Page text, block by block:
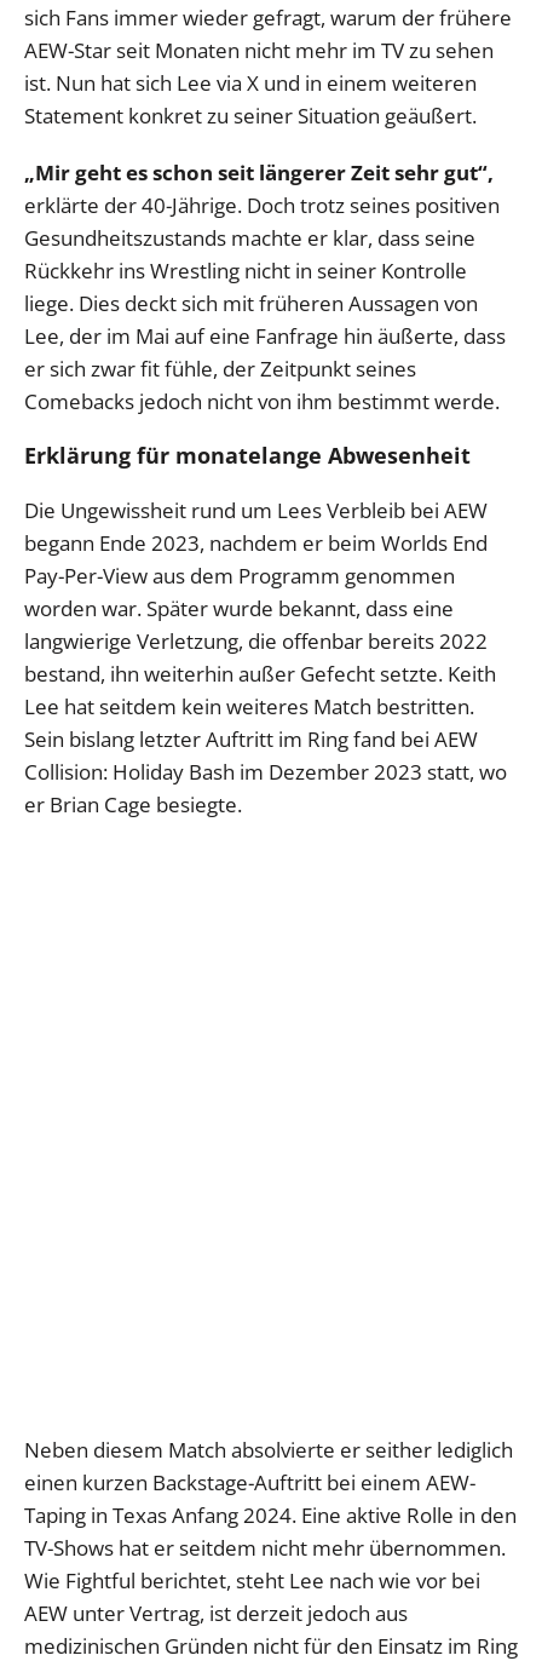
sich Fans immer wieder gefragt, warum der frühere
AEW-Star seit Monaten nicht mehr im TV zu sehen
ist. Nun hat sich Lee via X und in einem weiteren
Statement konkret zu seiner Situation geäußert.
„Mir geht es schon seit längerer Zeit sehr gut“,
erklärte der 40-Jährige. Doch trotz seines positiven
Gesundheitszustands machte er klar, dass seine
Rückkehr ins Wrestling nicht in seiner Kontrolle
liege. Dies deckt sich mit früheren Aussagen von
Lee, der im Mai auf eine Fanfrage hin äußerte, dass
er sich zwar fit fühle, der Zeitpunkt seines
Comebacks jedoch nicht von ihm bestimmt werde.
Erklärung für monatelange Abwesenheit
Die Ungewissheit rund um Lees Verbleib bei AEW
begann Ende 2023, nachdem er beim Worlds End
Pay-Per-View aus dem Programm genommen
worden war. Später wurde bekannt, dass eine
langwierige Verletzung, die offenbar bereits 2022
bestand, ihn weiterhin außer Gefecht setzte. Keith
Lee hat seitdem kein weiteres Match bestritten.
Sein bislang letzter Auftritt im Ring fand bei AEW
Collision: Holiday Bash im Dezember 2023 statt, wo
er Brian Cage besiegte.
Neben diesem Match absolvierte er seither lediglich
einen kurzen Backstage-Auftritt bei einem AEW-
Taping in Texas Anfang 2024. Eine aktive Rolle in den
TV-Shows hat er seitdem nicht mehr übernommen.
Wie Fightful berichtet, steht Lee nach wie vor bei
AEW unter Vertrag, ist derzeit jedoch aus
medizinischen Gründen nicht für den Einsatz im Ring